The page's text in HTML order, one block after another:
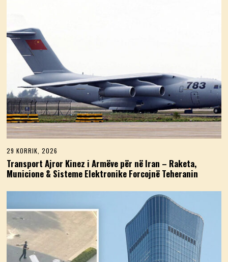
29 KORRIK, 2026
K
O
R
K
,
2
0
Transport Ajror Kinez i Armëve për në Iran – Raketa,
Municione & Sisteme Elektronike Forcojnë Teheranin